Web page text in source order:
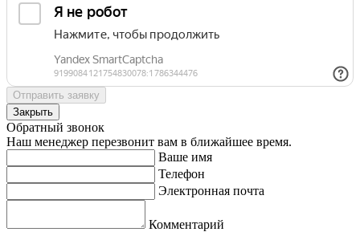
Отправить заявку
Закрыть
Обратный звонок
Наш менеджер перезвонит вам в ближайшее время.
Ваше имя
Телефон
Электронная почта
Комментарий